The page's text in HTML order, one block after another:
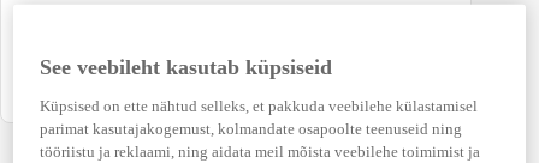
See veebileht kasutab küpsiseid
Küpsised on ette nähtud selleks, et pakkuda veebilehe külastamisel
parimat kasutajakogemust, kolmandate osapoolte teenuseid ning
tööriistu ja reklaami, ning aidata meil mõista veebilehe toimimist ja